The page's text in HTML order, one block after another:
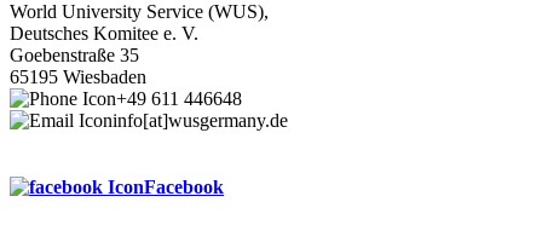
World University Service (WUS),
Deutsches Komitee e. V.
Goebenstraße 35
65195 Wiesbaden
+49 611 446648
info[at]wusgermany.de
Facebook